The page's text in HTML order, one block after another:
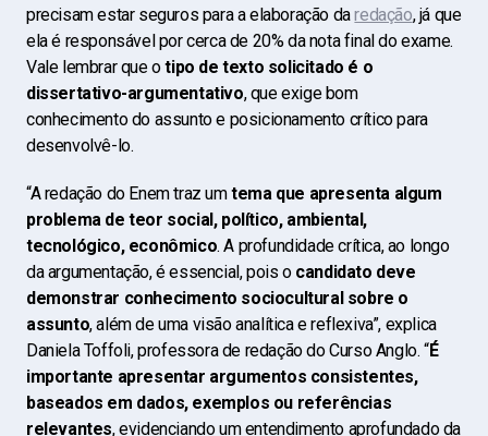
precisam estar seguros para a elaboração daredação, já que
ela é responsável por cerca de 20% da nota final do exame.
Vale lembrar que otipo de texto solicitado é o
dissertativo-argumentativo, que exige bom
conhecimento do assunto e posicionamento crítico para
desenvolvê-lo.
“A redação do Enem traz umtema que apresenta algum
problema de teor social, político, ambiental,
tecnológico, econômico. A profundidade crítica, ao longo
da argumentação, é essencial, pois o candidato deve
demonstrar conhecimento sociocultural sobre o
assunto, além de uma visão analítica e reflexiva”, explica
Daniela Toffoli, professora de redação do Curso Anglo. “É
importante apresentar argumentos consistentes,
baseados em dados, exemplos ou referências
relevantes, evidenciando um entendimento aprofundado da